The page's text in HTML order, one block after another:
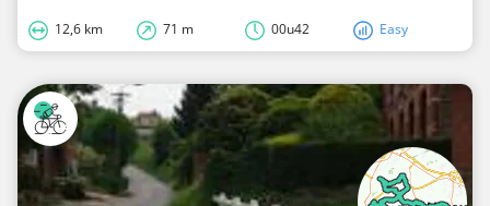
12,6 km 71 m 00u42 Easy